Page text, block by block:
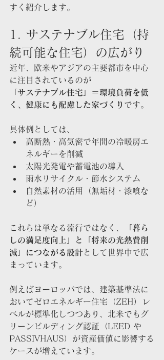
すく紹介します。
1. サステナブル住宅（持
続可能な住宅）の広がり
近年、欧米やアジアの主要都市を中心
に注目されているのが
「サステナブル住宅」＝環境負荷を低
く、健康にも配慮した家づくり です。
具体例としては、
高断熱・高気密で年間の冷暖房エ
ネルギーを削減
太陽光発電や蓄電池の導入
雨水リサイクル・節水システム
自然素材の活用（無垢材・漆喰な
ど）
これらは単なる流行ではなく、
「暮ら
しの満足度向上」と「将来の光熱費削
減」につながる設計として世界中で広
まっています。
例えばヨーロッパでは、建築基準法に
おいてゼロエネルギー住宅（ZEH）レ
ベルが標準化しつつあり、北米でもグ
リーンビルディング認証（LEED や
PASSIVHAUS）が資産価値に影響する
ケースが増えています。